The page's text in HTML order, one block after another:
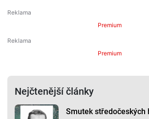
Premium
Premium
Nejčtenější články
Smutek středočeských